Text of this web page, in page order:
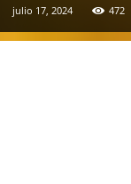
julio 17, 2024 472